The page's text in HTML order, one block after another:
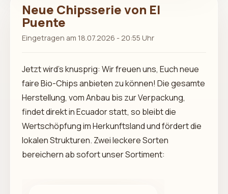
Neue Chipsserie von El
Puente
Eingetragen am 18.07.2026 - 20:55 Uhr
Jetzt wird’s knusprig: Wir freuen uns, Euch neue
faire Bio-Chips anbieten zu können! Die gesamte
Herstellung, vom Anbau bis zur Verpackung,
findet direkt in Ecuador statt, so bleibt die
Wertschöpfung im Herkunftsland und fördert die
lokalen Strukturen. Zwei leckere Sorten
bereichern ab sofort unser Sortiment: